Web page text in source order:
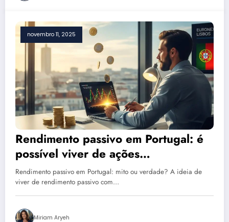
novembro 11, 2025
Rendimento passivo em Portugal: é
possível viver de ações
portuguesas? Descubra a verdade
Rendimento passivo em Portugal: mito ou verdade? A ideia de
viver de rendimento passivo com…
Miriam Aryeh